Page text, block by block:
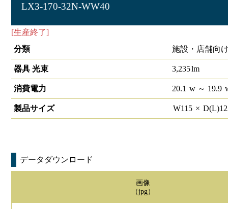
LX3-170-32N-WW40
[生産終了]
分類
施設・店舗向
器具 光束 3,235lm
消費電力 20.1 w～ 19.9
製品サイズ W115 × D(L)
データダウンロード
画像
（jpg）